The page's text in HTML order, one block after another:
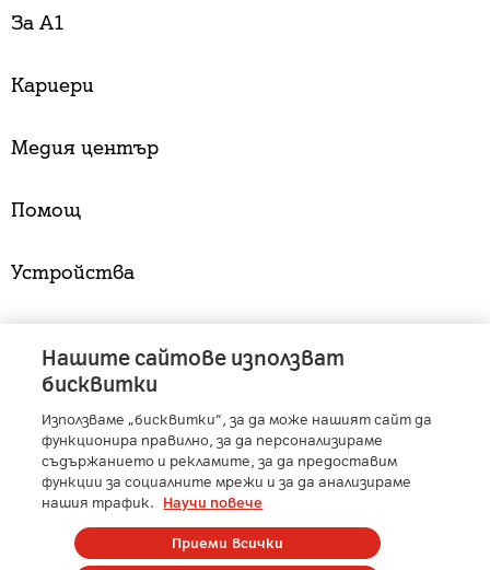
За А1
Кариери
Медия център
Помощ
Устройства
A1 Austria - A1 Croatia - A1 Serbia - A1 Belarus
A1 Bulgaria
- A1 Macedonia - A1 Slovenia
A1 Digital
- Member of A1 Group
Copyright © 2025 А1 България. | Protected by reCAPTCHA
Нашите сайтове използват
бисквитки
Използваме „бисквитки“, за да може нашият сайт да
функционира правилно, за да персонализираме
съдържанието и рекламите, за да предоставим
функции за социалните мрежи и за да анализираме
нашия трафик.
Научи повече
Приеми всички